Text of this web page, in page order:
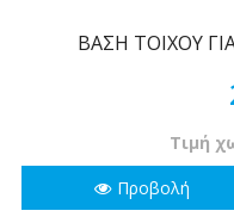
ΒΑΣΗ ΤΟΙΧΟΥ
Τιμή
Προβολή